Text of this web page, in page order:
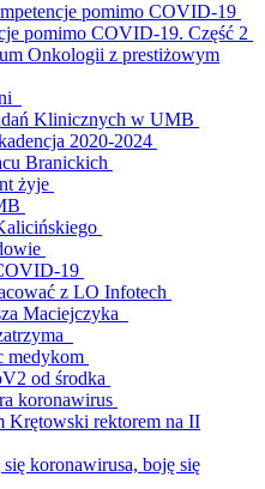
pomimo COVID-19
pomimo COVID-19. Część 2
Onkologii z prestiżowym
Klinicznych w UMB
2020-2024
Branickich
żyje
19
z LO Infotech
Maciejczyka
medykom
od środka
koronawirus
Krętowski rektorem na II
koronawirusa, boję się